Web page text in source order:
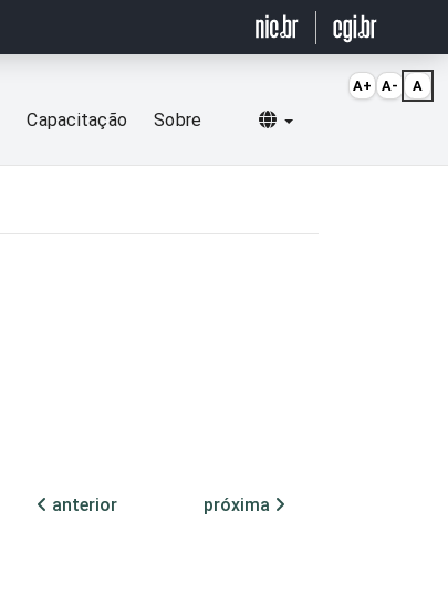
Capacitação Sobre Selecionar idioma
anterior
próxima
A+ A- A